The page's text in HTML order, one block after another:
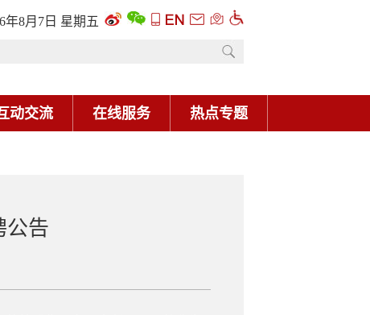
年8月7日 星期五
动交流 在线服务 热点专题
公告